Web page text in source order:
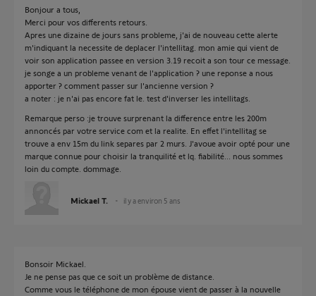
Bonjour a tous,
Merci pour vos differents retours.
Apres une dizaine de jours sans probleme, j'ai de nouveau cette alerte
m'indiquant la necessite de deplacer l'intellitag. mon amie qui vient de
voir son application passee en version 3.19 recoit a son tour ce message.
je songe a un probleme venant de l'application ? une reponse a nous
apporter ? comment passer sur l'ancienne version ?
a noter : je n'ai pas encore fat le. test d'inverser les intellitags.
Remarque perso :je trouve surprenant la difference entre les 200m
annoncés par votre service com et la realite. En effet l'intellitag se
trouve a env 15m du link separes par 2 murs. J'avoue avoir opté pour une
marque connue pour choisir la tranquilité et lq. fiabilité... nous sommes
loin du compte. dommage.
Mickael T. il y a environ 5 ans
Bonsoir Mickael.
Je ne pense pas que ce soit un problème de distance.
Comme vous le téléphone de mon épouse vient de passer à la nouvelle